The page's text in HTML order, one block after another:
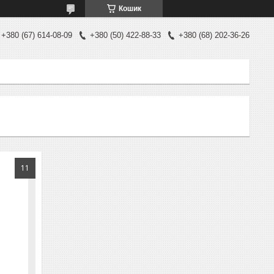
Кошик
+380 (67) 614-08-09 +380 (50) 422-88-33 +380 (68) 202-36-26
11